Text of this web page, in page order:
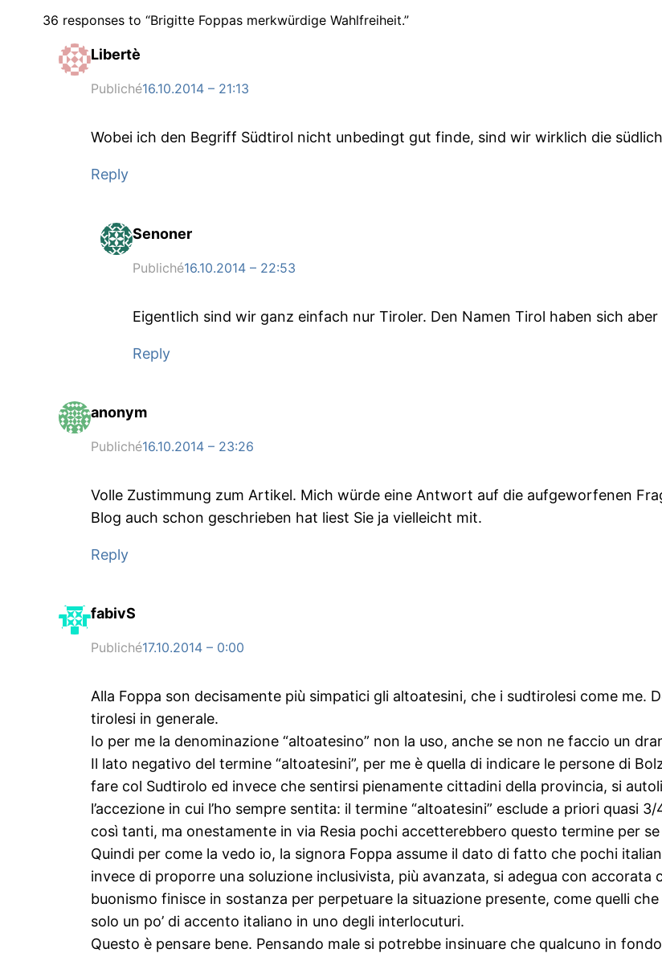
36 responses to “Brigitte Foppas merkwürdige Wahlfreiheit.”
Libertè
Publiché16.10.2014 – 21:13
Wobei ich den Begriff Südtirol nicht unbedingt gut finde, sind wir wirklich die
Reply
Senoner
Publiché16.10.2014 – 22:53
Eigentlich sind wir ganz einfach nur Tiroler. Den Namen Tirol haben sich
Reply
anonym
Publiché16.10.2014 – 23:26
Volle Zustimmung zum Artikel. Mich würde eine Antwort auf die aufgeworfenen
Blog auch schon geschrieben hat liest Sie ja vielleicht mit.
Reply
fabivS
Publiché17.10.2014 – 0:00
Alla Foppa son decisamente più simpatici gli altoatesini, che i sudtirolesi come me.
tirolesi in generale.
Io per me la denominazione “altoatesino” non la uso, anche se non ne faccio un
Il lato negativo del termine “altoatesini”, per me è quella di indicare le persone di
fare col Sudtirolo ed invece che sentirsi pienamente cittadini della provincia, si
l’accezione in cui l’ho sempre sentita: il termine “altoatesini” esclude a priori quasi
così tanti, ma onestamente in via Resia pochi accetterebbero questo termine per se
Quindi per come la vedo io, la signora Foppa assume il dato di fatto che pochi
invece di proporre una soluzione inclusivista, più avanzata, si adegua con
buonismo finisce in sostanza per perpetuare la situazione presente, come quelli
solo un po’ di accento italiano in uno degli interlocuturi.
Questo è pensare bene. Pensando male si potrebbe insinuare che qualcuno in